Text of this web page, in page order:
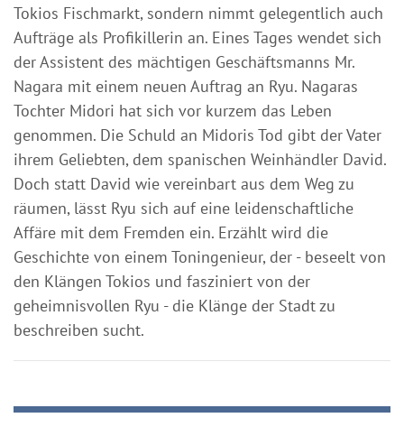
Tokios Fischmarkt, sondern nimmt gelegentlich auch
Aufträge als Profikillerin an. Eines Tages wendet sich
der Assistent des mächtigen Geschäftsmanns Mr.
Nagara mit einem neuen Auftrag an Ryu. Nagaras
Tochter Midori hat sich vor kurzem das Leben
genommen. Die Schuld an Midoris Tod gibt der Vater
ihrem Geliebten, dem spanischen Weinhändler David.
Doch statt David wie vereinbart aus dem Weg zu
räumen, lässt Ryu sich auf eine leidenschaftliche
Affäre mit dem Fremden ein. Erzählt wird die
Geschichte von einem Toningenieur, der - beseelt von
den Klängen Tokios und fasziniert von der
geheimnisvollen Ryu - die Klänge der Stadt zu
beschreiben sucht.